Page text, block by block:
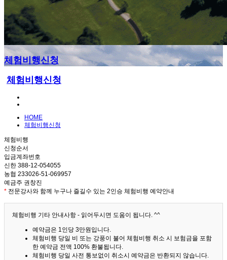
체험비행신청
체험비행신청
HOME
체험비행신청
체험비행
신청순서
입금계좌번호
신한 388-12-054055
농협 233026-51-069957
예금주 권창진
* 전문강사와 함께 누구나 즐길수 있는 2인승 체험비행 예약안내
체험비행 기타 안내사항 - 읽어두시면 도움이 됩니다. ^^
예약금은 1인당 3만원입니다.
체험비행 당일 비 또는 강풍이 불어 체험비행 취소 시 보험금을 포함
한 예약금 전액 100% 환불됩니다.
체험비행 당일 사전 통보없이 취소시 예약금은 반환되지 않습니다.